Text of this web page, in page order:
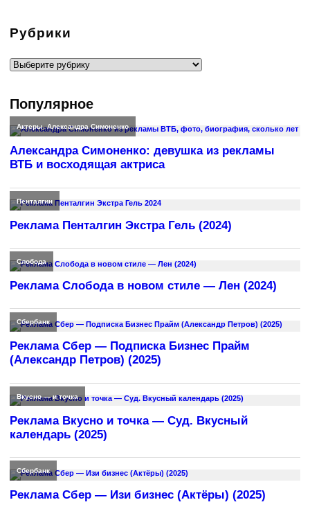
Рубрики
Рубрики
Популярное
Актеры,Александра Симоненко
Александра Симоненко: девушка из рекламы
ВТБ и восходящая актриса
Пенталгин
Реклама Пенталгин Экстра Гель (2024)
Слобода
Реклама Слобода в новом стиле — Лен (2024)
Сбербанк
Реклама Сбер — Подписка Бизнес Прайм
(Александр Петров) (2025)
Вкусно — и точка
Реклама Вкусно и точка — Суд. Вкусный
календарь (2025)
Сбербанк
Реклама Сбер — Изи бизнес (Актёры) (2025)